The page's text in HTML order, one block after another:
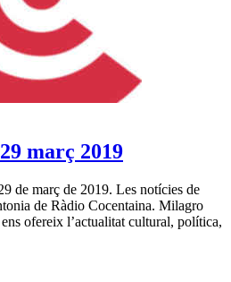
març 2019
de març de 2019. Les notícies de
de Ràdio Cocentaina. Milagro
ofereix l’actualitat cultural, política,